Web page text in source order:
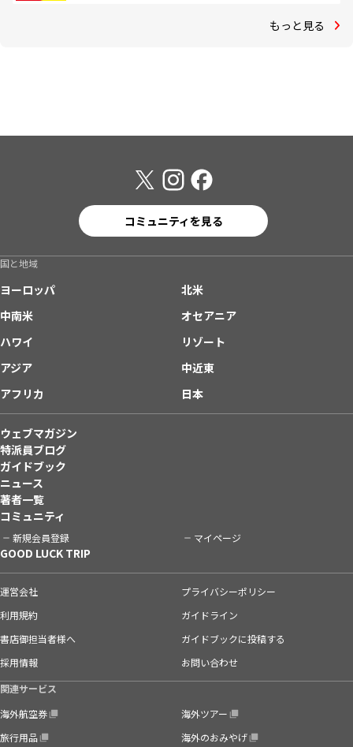
もっと見る
コミュニティを見る
国と地域
ヨーロッパ
北米
中南米
オセアニア
ハワイ
リゾート
アジア
中近東
アフリカ
日本
ウェブマガジン
特派員ブログ
ガイドブック
ニュース
著者一覧
コミュニティ
新規会員登録 マイページ
GOOD LUCK TRIP
運営会社
プライバシーポリシー
利用規約
ガイドライン
書店御担当者様へ
ガイドブックに投稿する
採用情報
お問い合わせ
関連サービス
海外航空券
海外ツアー
旅行用品
海外のおみやげ